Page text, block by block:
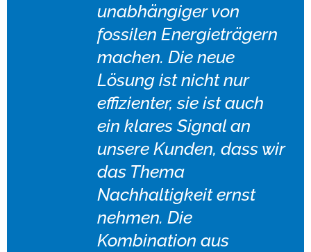
unabhängiger von
fossilen Energieträgern
machen. Die neue
Lösung ist nicht nur
effizienter, sie ist auch
ein klares Signal an
unsere Kunden, dass wir
das Thema
Nachhaltigkeit ernst
nehmen. Die
Kombination aus